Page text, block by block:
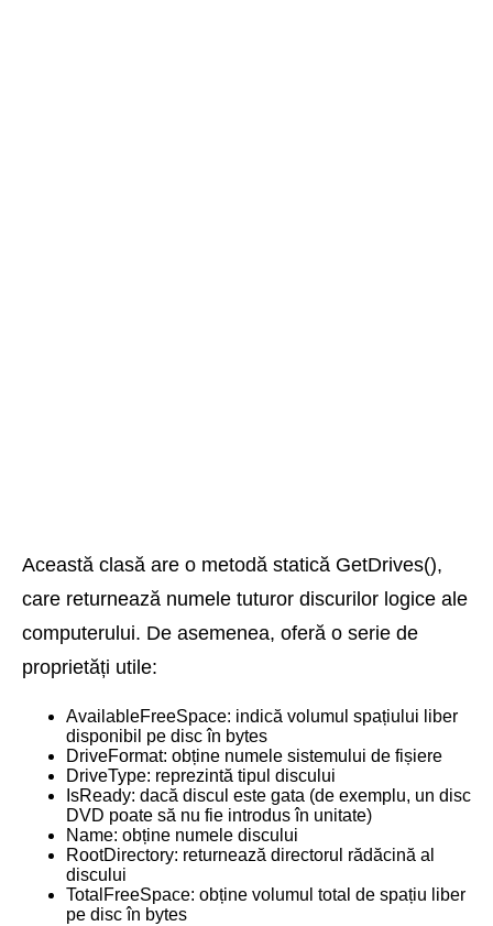
Această clasă are o metodă statică GetDrives(),
care returnează numele tuturor discurilor logice ale
computerului. De asemenea, oferă o serie de
proprietăți utile:
AvailableFreeSpace: indică volumul spațiului liber
disponibil pe disc în bytes
DriveFormat: obține numele sistemului de fișiere
DriveType: reprezintă tipul discului
IsReady: dacă discul este gata (de exemplu, un disc
DVD poate să nu fie introdus în unitate)
Name: obține numele discului
RootDirectory: returnează directorul rădăcină al
discului
TotalFreeSpace: obține volumul total de spațiu liber
pe disc în bytes